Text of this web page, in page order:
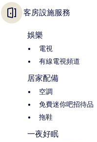
客房設施服務
娛樂
電視
有線電視頻道
居家配備
空調
免費迷你吧招待品
拖鞋
一夜好眠